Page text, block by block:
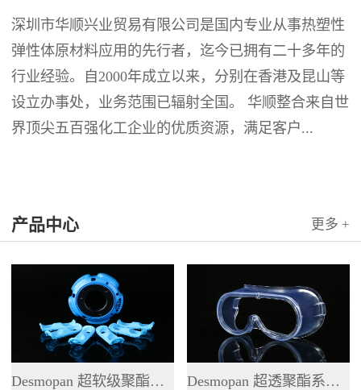
深圳市华顺兴业贸易有限公司是国内专业从事热塑性
弹性体原材料应用的先行者，迄今已拥有二十多年的
行业经验。自2000年成立以来，分别在香港及昆山等
设立办事处，业务范围已辐射全国。 华顺整合来自世
界顶尖五百强化工企业的优质资源，满足客户...
产品中心 更多 +
Desmopan 超软级聚酯系列 TPU Desmopan 超透聚酯系列 TPU